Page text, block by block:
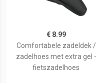
€ 8.99
Comfortabele zadeldek /
zadelhoes met extra gel -
fietszadelhoes